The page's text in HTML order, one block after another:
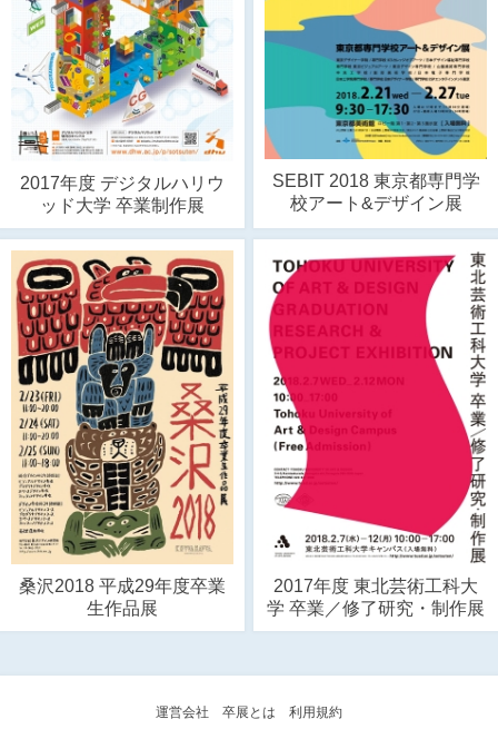
2017年度 デジタルハリウ
ッド大学 卒業制作展
SEBIT 2018 東京都専門学
校アート&デザイン展
桑沢2018 平成29年度卒業
生作品展
2017年度 東北芸術工科大
学 卒業／修了研究・制作展
運営会社 卒展とは 利用規約